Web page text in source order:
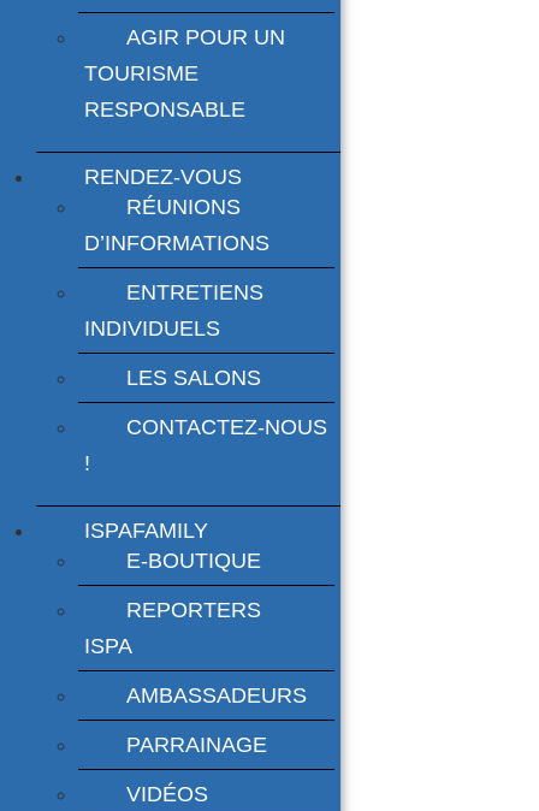
AGIR POUR UN
TOURISME
RESPONSABLE
RENDEZ-VOUS
RÉUNIONS
D’INFORMATIONS
ENTRETIENS
INDIVIDUELS
LES SALONS
CONTACTEZ-NOUS
!
ISPAFAMILY
E-BOUTIQUE
REPORTERS
ISPA
AMBASSADEURS
PARRAINAGE
VIDÉOS